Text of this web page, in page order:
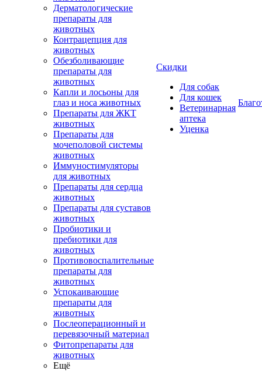
Дерматологические
препараты для
животных
Контрацепция для
животных
Обезболивающие
препараты для
животных
Капли и лосьоны для
глаз и носа животных
Препараты для ЖКТ
животных
Препараты для
мочеполовой системы
животных
Иммуностимуляторы
для животных
Препараты для сердца
животных
Препараты для суставов
животных
Пробиотики и
пребиотики для
животных
Противовоспалительные
препараты для
животных
Успокаивающие
препараты для
животных
Послеоперационный и
перевязочный материал
Фитопрепараты для
животных
Ещё
Скидки
Для собак
Для кошек
Ветеринарная
аптека
Уценка